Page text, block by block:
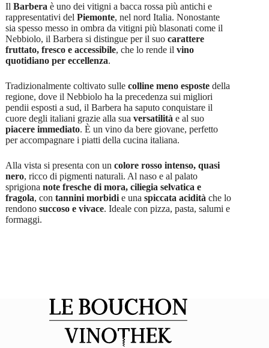
Il Barbera è uno dei vitigni a bacca rossa più antichi e
rappresentativi del Piemonte, nel nord Italia. Nonostante
sia spesso messo in ombra da vitigni più blasonati come il
Nebbiolo, il Barbera si distingue per il suo carattere
fruttato, fresco e accessibile, che lo rende il vino
quotidiano per eccellenza.
Tradizionalmente coltivato sulle colline meno espostedella
regione, dove il Nebbiolo ha la precedenza sui migliori
pendii esposti a sud, il Barbera ha saputo conquistare il
cuore degli italiani grazie alla sua versatilità e al suo
piacere immediato. È un vino da bere giovane, perfetto
per accompagnare i piatti della cucina italiana.
Alla vista si presenta con un colore rosso intenso, quasi
nero, ricco di pigmenti naturali. Al naso e al palato
sprigiona note fresche di mora, ciliegia selvatica e
fragola, con tannini morbidie una spiccata acidità che lo
rendono succoso e vivace. Ideale con pizza, pasta, salumi e
formaggi.